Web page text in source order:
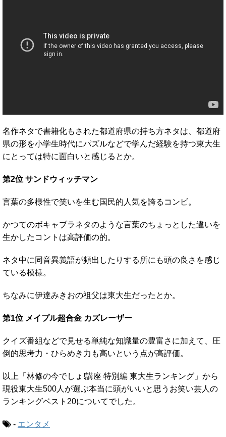
名作ネタで書籍化もされた都道府県の持ち方ネタは、都道府
県の形を小学生時代にパズルなどで学んだ経験を持つ東大生
にとっては特に面白いと感じるとか。
第2位 サンドウィッチマン
言葉の多様性で笑いを生む国民的人気を誇るコンビ。
かつてのボキャブラネタのような言葉のちょっとした違いを
生かしたコントは高評価の的。
ネタ中に同音異義語が頻出したりする所にも頭の良さを感じ
ている模様。
ちなみに伊達みきおの祖父は東大生だったとか。
第1位 メイプル超合金 カズレーザー
クイズ番組などで見せる単純な知識量の豊富さに加えて、圧
倒的思考力・ひらめき力も高いという点が高評価。
以上「林修の今でしょ!講座 特別編 東大生ランキング」から
現役東大生500人が選ぶ本当に頭がいいと思うお笑い芸人の
ランキングベスト20についてでした。
- エンタメ